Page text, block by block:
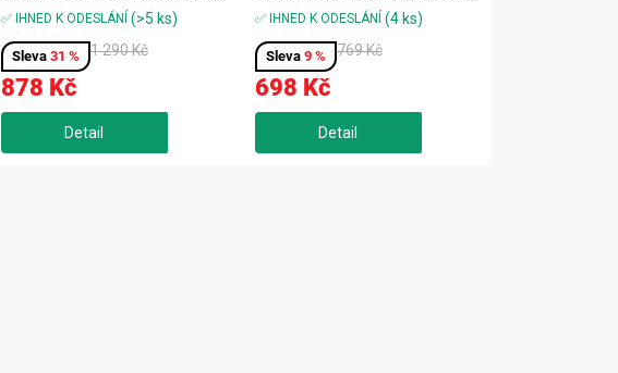
✅ IHNED K ODESLÁNÍ (>5 ks)
31 %
878 Kč
1 290 Kč
terasu, chodbu, barva šedo/
černá, rozměr 960x530x570 mm
✅ IHNED K ODESLÁNÍ (4 ks)
9 %
698 Kč
769 Kč
terasu, chodbu, barva šedo/
černá, rozměr 540x530x570 mm